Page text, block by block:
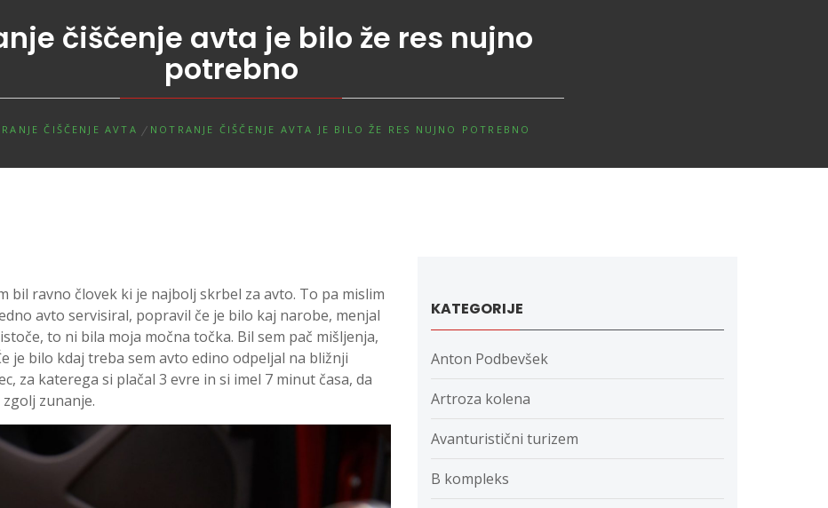
čiščenje avta je bilo že res nujno
potrebno
ČIŠČENJE AVTA NOTRANJE ČIŠČENJE AVTA JE BILO ŽE RES NUJNO POTREBNO
bil ravno človek ki je najbolj skrbel za avto. To pa mislim
avto servisiral, popravil če je bilo kaj narobe, menjal
to ni bila moja močna točka. Bil sem pač mišljenja,
je bilo kdaj treba sem avto edino odpeljal na bližnji
za katerega si plačal 3 evre in si imel 7 minut časa, da
zunanje.
KATEGORIJE
Anton Podbevšek
Artroza kolena
Avanturistični turizem
B kompleks